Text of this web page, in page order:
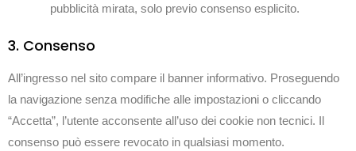
pubblicità mirata, solo previo consenso esplicito.
3. Consenso
All’ingresso nel sito compare il banner informativo. Proseguendo
la navigazione senza modifiche alle impostazioni o cliccando
“Accetta”, l’utente acconsente all’uso dei cookie non tecnici. Il
consenso può essere revocato in qualsiasi momento.